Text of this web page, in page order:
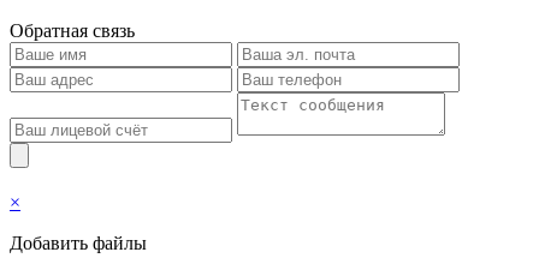
Обратная связь
×
Добавить файлы